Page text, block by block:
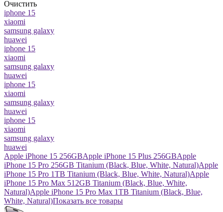
Очистить
iphone 15
xiaomi
samsung galaxy
huawei
iphone 15
xiaomi
samsung galaxy
huawei
iphone 15
xiaomi
samsung galaxy
huawei
iphone 15
xiaomi
samsung galaxy
huawei
Apple iPhone 15 256GBApple iPhone 15 Plus 256GBApple
iPhone 15 Pro 256GB Titanium (Black, Blue, White, Natural)Apple
iPhone 15 Pro 1TB Titanium (Black, Blue, White, Natural)Apple
iPhone 15 Pro Max 512GB Titanium (Black, Blue, White,
Natural)Apple iPhone 15 Pro Max 1TB Titanium (Black, Blue,
White, Natural)Показать все товары